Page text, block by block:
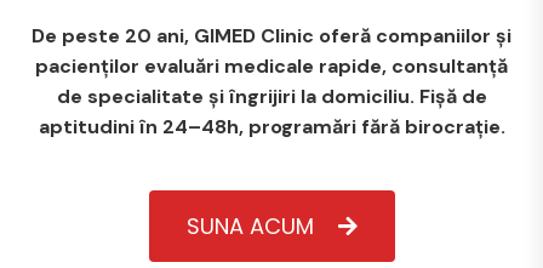
De peste 20 ani, GIMED Clinic oferă companiilor și
pacienților evaluări medicale rapide, consultanță
de specialitate și îngrijiri la domiciliu. Fișă de
aptitudini în 24–48h, programări fără birocrație.
SUNA ACUM